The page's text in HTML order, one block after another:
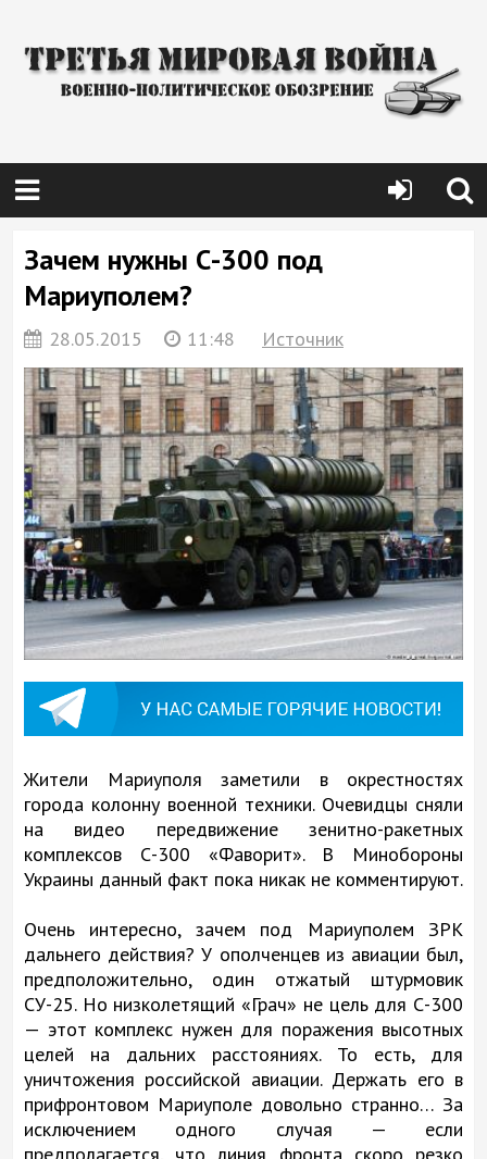
Зачем нужны С-300 под
Мариуполем?
28.05.2015 11:48 Источник
Жители Мариуполя заметили в окрестностях
города колонну военной техники. Очевидцы сняли
на видео передвижение зенитно-ракетных
комплексов С-300 «Фаворит». В Минобороны
Украины данный факт пока никак не комментируют.
Очень интересно, зачем под Мариуполем ЗРК
дальнего действия? У ополченцев из авиации был,
предположительно, один отжатый штурмовик
СУ-25. Но низколетящий «Грач» не цель для С-300
— этот комплекс нужен для поражения высотных
целей на дальних расстояниях. То есть, для
уничтожения российской авиации. Держать его в
прифронтовом Мариуполе довольно странно… За
исключением одного случая — если